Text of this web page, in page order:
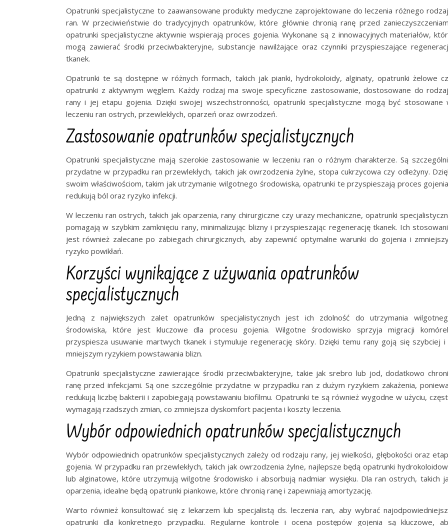
Opatrunki specjalistyczne to zaawansowane produkty medyczne zaprojektowane do leczenia różnego
ran. W przeciwieństwie do tradycyjnych opatrunków, które głównie chronią ranę przed
opatrunki specjalistyczne aktywnie wspierają proces gojenia. Wykonane są z innowacyjnych materiałów,
mogą zawierać środki przeciwbakteryjne, substancje nawilżające oraz czynniki przyspieszające
tkanek.
Opatrunki te są dostępne w różnych formach, takich jak pianki, hydrokoloidy, alginaty, opatrunki żelowe
opatrunki z aktywnym węglem. Każdy rodzaj ma swoje specyficzne zastosowanie, dostosowane do
rany i jej etapu gojenia. Dzięki swojej wszechstronności, opatrunki specjalistyczne mogą być stosowane
leczeniu ran ostrych, przewlekłych, oparzeń oraz owrzodzeń.
Zastosowanie opatrunków specjalistycznych
Opatrunki specjalistyczne mają szerokie zastosowanie w leczeniu ran o różnym charakterze. Są
przydatne w przypadku ran przewlekłych, takich jak owrzodzenia żylne, stopa cukrzycowa czy odleżyny.
swoim właściwościom, takim jak utrzymanie wilgotnego środowiska, opatrunki te przyspieszają proces
redukują ból oraz ryzyko infekcji.
W leczeniu ran ostrych, takich jak oparzenia, rany chirurgiczne czy urazy mechaniczne, opatrunki
pomagają w szybkim zamknięciu rany, minimalizując blizny i przyspieszając regenerację tkanek. Ich
jest również zalecane po zabiegach chirurgicznych, aby zapewnić optymalne warunki do gojenia i
ryzyko powikłań.
Korzyści wynikające z używania opatrunków
specjalistycznych
Jedną z największych zalet opatrunków specjalistycznych jest ich zdolność do utrzymania
środowiska, które jest kluczowe dla procesu gojenia. Wilgotne środowisko sprzyja migracji
przyspiesza usuwanie martwych tkanek i stymuluje regenerację skóry. Dzięki temu rany goją się szybciej i
mniejszym ryzykiem powstawania blizn.
Opatrunki specjalistyczne zawierające środki przeciwbakteryjne, takie jak srebro lub jod, dodatkowo
ranę przed infekcjami. Są one szczególnie przydatne w przypadku ran z dużym ryzykiem zakażenia,
redukują liczbę bakterii i zapobiegają powstawaniu biofilmu. Opatrunki te są również wygodne w użyciu,
wymagają rzadszych zmian, co zmniejsza dyskomfort pacjenta i koszty leczenia.
Wybór odpowiednich opatrunków specjalistycznych
Wybór odpowiednich opatrunków specjalistycznych zależy od rodzaju rany, jej wielkości, głębokości oraz
gojenia. W przypadku ran przewlekłych, takich jak owrzodzenia żylne, najlepsze będą opatrunki
lub alginatowe, które utrzymują wilgotne środowisko i absorbują nadmiar wysięku. Dla ran ostrych, takich
oparzenia, idealne będą opatrunki piankowe, które chronią ranę i zapewniają amortyzację.
Warto również konsultować się z lekarzem lub specjalistą ds. leczenia ran, aby wybrać
opatrunki dla konkretnego przypadku. Regularne kontrole i ocena postępów gojenia są kluczowe,